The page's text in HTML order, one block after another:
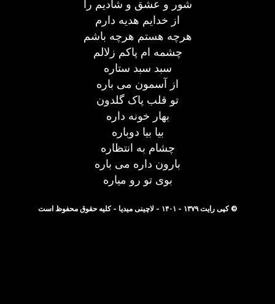
شور و عشق و شادیم را
از خدایم هدیه دارم
هرچه هستم هرچه باشم
چشمه ام پاکم زلالم
سبد سبد ستاره
از آسمون می باره
تو قلب پاک گلدون
بهار خونه داره
بیا بیا دوباره
چشام به انتظاره
بارون داره می باره
بوی تو رو میاره
© کپی رایت ۱۳۷۹ - ۱۴۰۱ - لاچینی میدیا - کلیه حقوق محفوظ است